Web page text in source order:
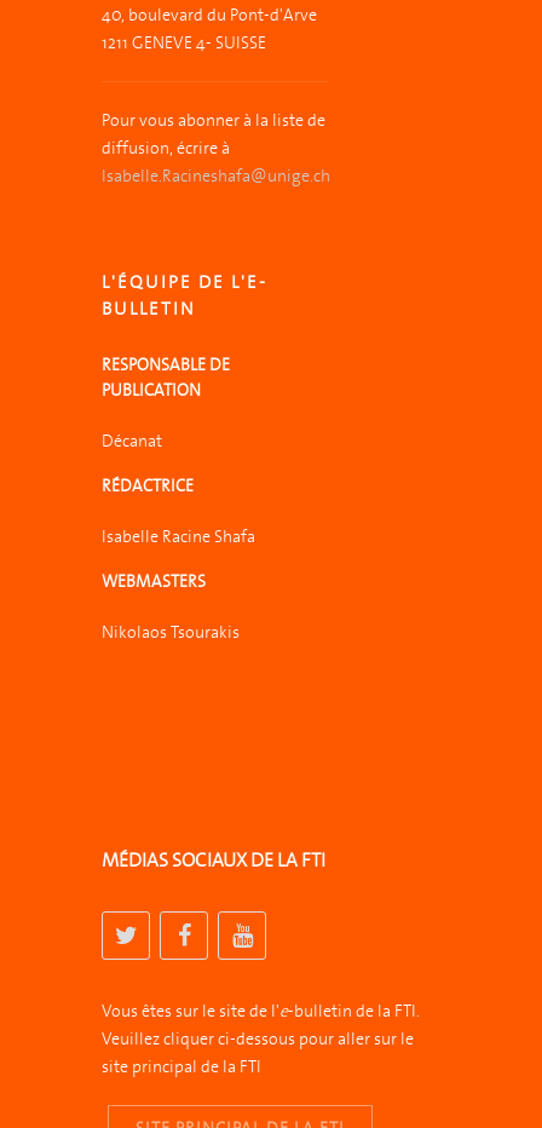
40, boulevard du Pont-d'Arve
1211 GENEVE 4- SUISSE
Pour vous abonner à la liste de
diffusion, écrire à
Isabelle.Racineshafa@unige.ch
L'ÉQUIPE DE L'E-
BULLETIN
RESPONSABLE DE
PUBLICATION
Décanat
RÉDACTRICE
Isabelle Racine Shafa
WEBMASTERS
Nikolaos Tsourakis
MÉDIAS SOCIAUX DE LA FTI
Vous êtes sur le site de l'e-bulletin de la FTI.
Veuillez cliquer ci-dessous pour aller sur le
site principal de la FTI